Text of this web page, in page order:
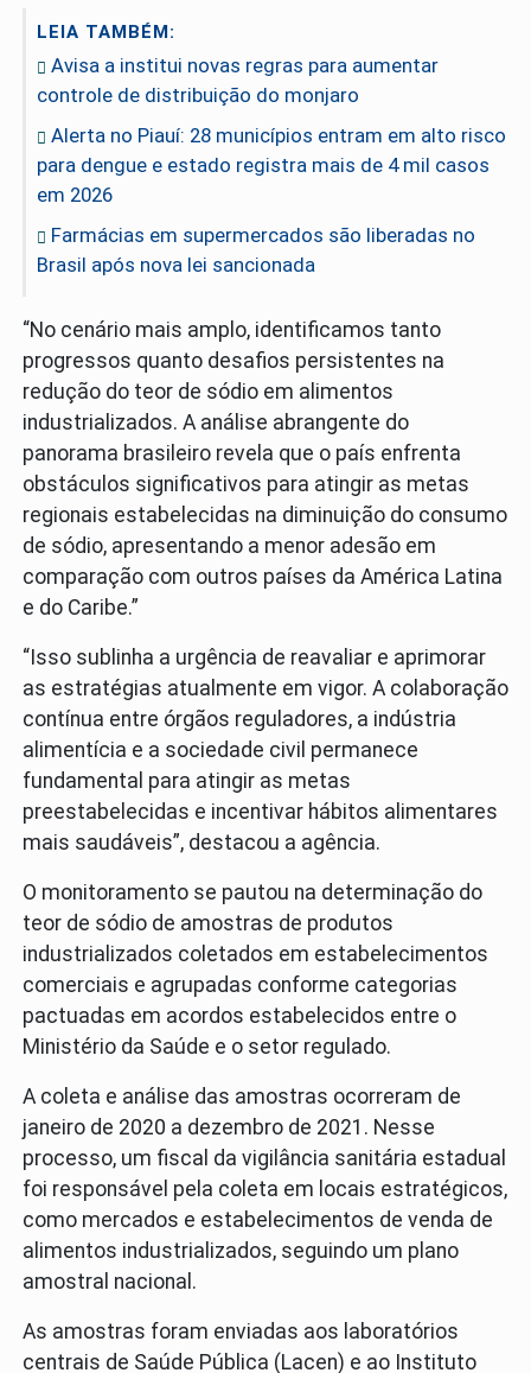
LEIA TAMBÉM:
Avisa a institui novas regras para aumentar
controle de distribuição do monjaro
Alerta no Piauí: 28 municípios entram em alto risco
para dengue e estado registra mais de 4 mil casos
em 2026
Farmácias em supermercados são liberadas no
Brasil após nova lei sancionada
“No cenário mais amplo, identificamos tanto
progressos quanto desafios persistentes na
redução do teor de sódio em alimentos
industrializados. A análise abrangente do
panorama brasileiro revela que o país enfrenta
obstáculos significativos para atingir as metas
regionais estabelecidas na diminuição do consumo
de sódio, apresentando a menor adesão em
comparação com outros países da América Latina
e do Caribe.”
“Isso sublinha a urgência de reavaliar e aprimorar
as estratégias atualmente em vigor. A colaboração
contínua entre órgãos reguladores, a indústria
alimentícia e a sociedade civil permanece
fundamental para atingir as metas
preestabelecidas e incentivar hábitos alimentares
mais saudáveis”, destacou a agência.
O monitoramento se pautou na determinação do
teor de sódio de amostras de produtos
industrializados coletados em estabelecimentos
comerciais e agrupadas conforme categorias
pactuadas em acordos estabelecidos entre o
Ministério da Saúde e o setor regulado.
A coleta e análise das amostras ocorreram de
janeiro de 2020 a dezembro de 2021. Nesse
processo, um fiscal da vigilância sanitária estadual
foi responsável pela coleta em locais estratégicos,
como mercados e estabelecimentos de venda de
alimentos industrializados, seguindo um plano
amostral nacional.
As amostras foram enviadas aos laboratórios
centrais de Saúde Pública (Lacen) e ao Instituto